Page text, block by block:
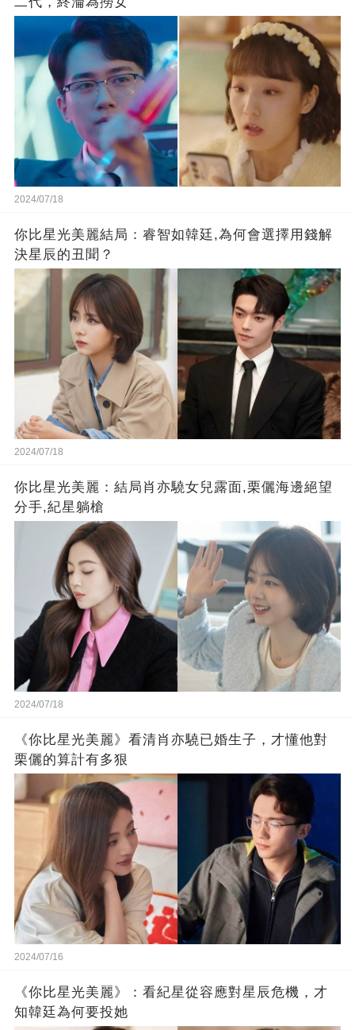
2024/07/18
你比星光美麗結局：睿智如韓廷,為何會選擇用錢解
決星辰的丑聞？
2024/07/18
你比星光美麗：結局肖亦驍女兒露面,栗儷海邊絕望
分手,紀星躺槍
2024/07/18
《你比星光美麗》看清肖亦驍已婚生子，才懂他對
栗儷的算計有多狠
2024/07/16
《你比星光美麗》：看紀星從容應對星辰危機，才
知韓廷為何要投她